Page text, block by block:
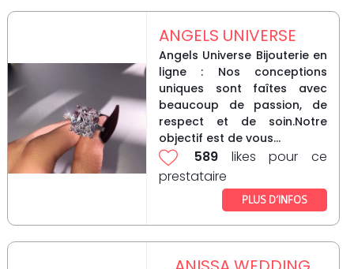
ANGELS UNIVERSE
Angels Universe Bijouterie en
ligne : Nos conceptions
uniques sont faîtes avec
beaucoup de passion, de
respect et de soin.Notre
objectif est de vous...
589 likes pour ce
prestataire
PLUS D’INFOS